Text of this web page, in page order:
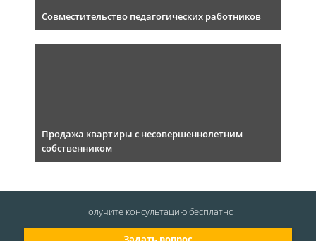
Совместительство педагогических работников
Продажа квартиры с несовершеннолетним
собственником
Получите консультациюбесплатно